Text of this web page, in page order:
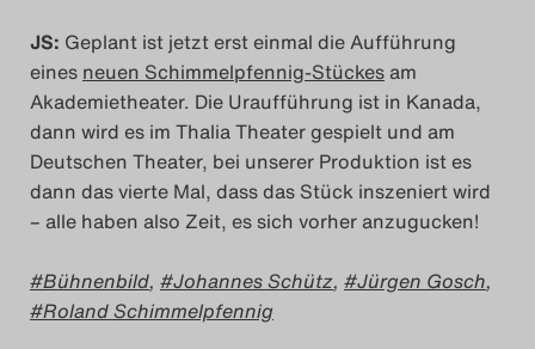
JS: Geplant ist jetzt erst einmal die Aufführung
eines neuen Schimmelpfennig-Stückes am
Akademietheater. Die Uraufführung ist in Kanada,
dann wird es im Thalia Theater gespielt und am
Deutschen Theater, bei unserer Produktion ist es
dann das vierte Mal, dass das Stück inszeniert wird
– alle haben also Zeit, es sich vorher anzugucken!
Bühnenbild, Johannes Schütz, Jürgen Gosch,
Roland Schimmelpfennig